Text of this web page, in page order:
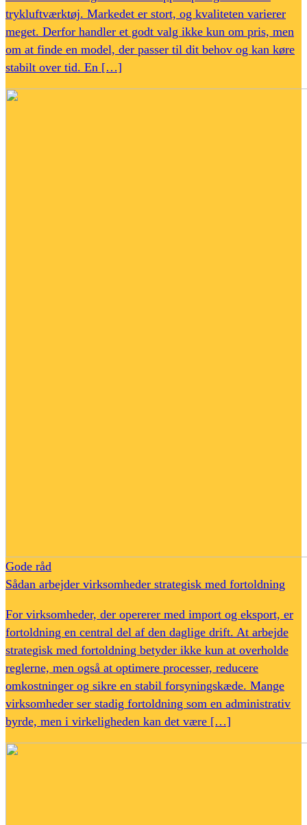
trykluftværktøj. Markedet er stort, og kvaliteten varierer
meget. Derfor handler et godt valg ikke kun om pris, men
om at finde en model, der passer til dit behov og kan køre
stabilt over tid. En […]
Gode råd
Sådan arbejder virksomheder strategisk med fortoldning
For virksomheder, der opererer med import og eksport, er
fortoldning en central del af den daglige drift. At arbejde
strategisk med fortoldning betyder ikke kun at overholde
reglerne, men også at optimere processer, reducere
omkostninger og sikre en stabil forsyningskæde. Mange
virksomheder ser stadig fortoldning som en administrativ
byrde, men i virkeligheden kan det være […]